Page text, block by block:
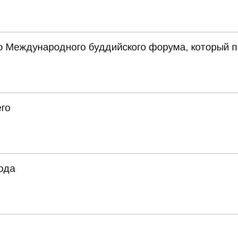
Международного буддийского форума, который